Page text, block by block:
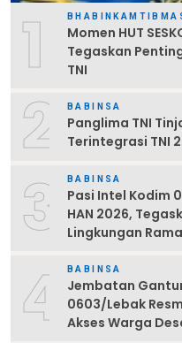
1
Momen HUT
Tegaskan
TNI
2 BABINSA
Panglima TNI
Terintegrasi TNI
3 BABINSA
Pasi Intel Kodim
HAN 2026,
Lingkungan
4 BABINSA
Jembatan
0603/Lebak
Akses Warga